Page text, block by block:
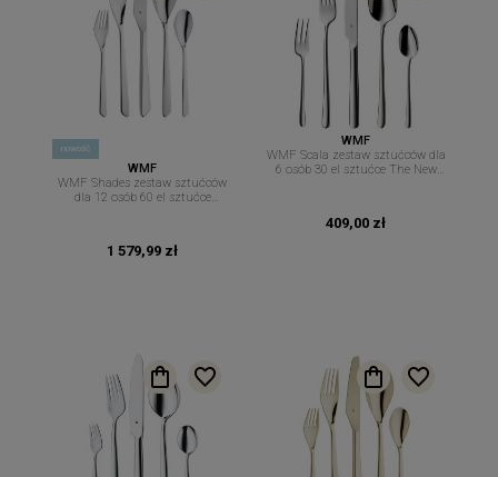
nowość
WMF
WMF Shades zestaw sztućców
dla 12 osób 60 el sztućce
1 579,99 zł
WMF
WMF Scala zestaw sztućców dla
6 osób 30 el sztućce The New
409,00 zł